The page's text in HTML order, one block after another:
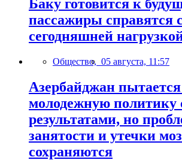
Баку готовится к
пассажиры справятся с
сегодняшней
Общество, 05 августа, 11:57
Азербайджан пытается
молодежную политику
результатами, но
занятости и утечки
сохраняются